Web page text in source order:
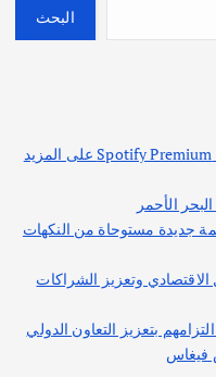
البحث
سامسونج وSpotify تتعاونان لإتاحة تجربة Spotify Premium على المزيد
الأحمر
جديدة مستوحاة من النكهات
وتعزيز الشراكات
بتعزيز التعاون الدولي